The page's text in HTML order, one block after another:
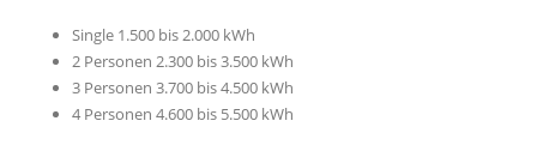
Single 1.500 bis 2.000 kWh
2 Personen 2.300 bis 3.500 kWh
3 Personen 3.700 bis 4.500 kWh
4 Personen 4.600 bis 5.500 kWh